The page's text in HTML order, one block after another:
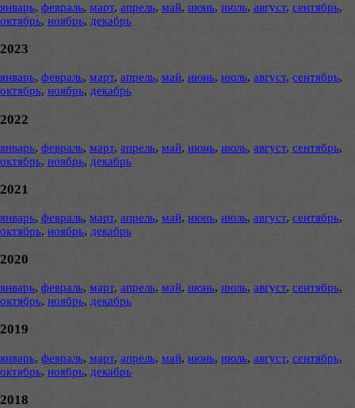
январь, февраль, март, апрель, май, июнь, июль, август, сентябрь,
октябрь, ноябрь, декабрь
2023
январь, февраль, март, апрель, май, июнь, июль, август, сентябрь,
октябрь, ноябрь, декабрь
2022
январь, февраль, март, апрель, май, июнь, июль, август, сентябрь,
октябрь, ноябрь, декабрь
2021
январь, февраль, март, апрель, май, июнь, июль, август, сентябрь,
октябрь, ноябрь, декабрь
2020
январь, февраль, март, апрель, май, июнь, июль, август, сентябрь,
октябрь, ноябрь, декабрь
2019
январь, февраль, март, апрель, май, июнь, июль, август, сентябрь,
октябрь, ноябрь, декабрь
2018